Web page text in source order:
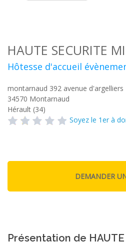
HAUTE SECURITE
Hôtesse d'accueil
montarnaud 392 avenue d'argelliers
34570 Montarnaud
Hérault (34)
Soyez le 1er à
Présentation de HAUTE